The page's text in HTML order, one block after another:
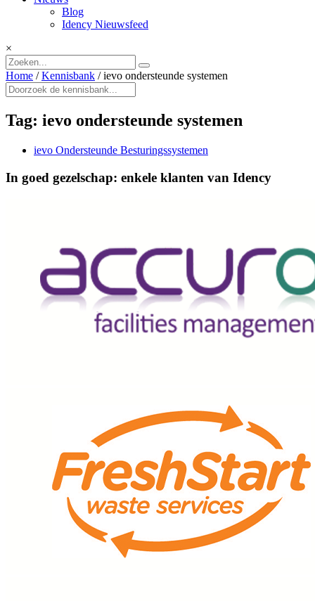
Blog
Idency Nieuwsfeed
×
Home / Kennisbank / ievo ondersteunde systemen
Tag: ievo ondersteunde systemen
ievo Ondersteunde Besturingssystemen
In goed gezelschap: enkele klanten van Idency